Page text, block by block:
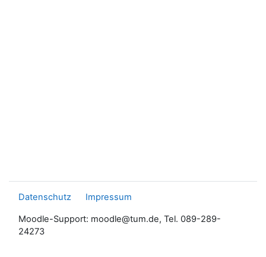
Datenschutz Impressum
Moodle-Support: moodle@tum.de, Tel. 089-289-
24273